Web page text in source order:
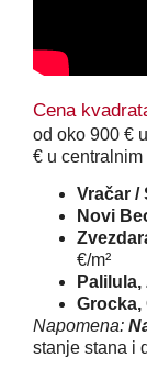
Cena
od oko 900 €
€ u centralnim
Vračar /
Novi
€/m²
Grocka,
Napomena:
stanje stana i